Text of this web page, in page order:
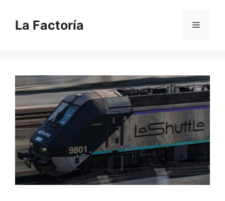
contenido
La Factoría Menú